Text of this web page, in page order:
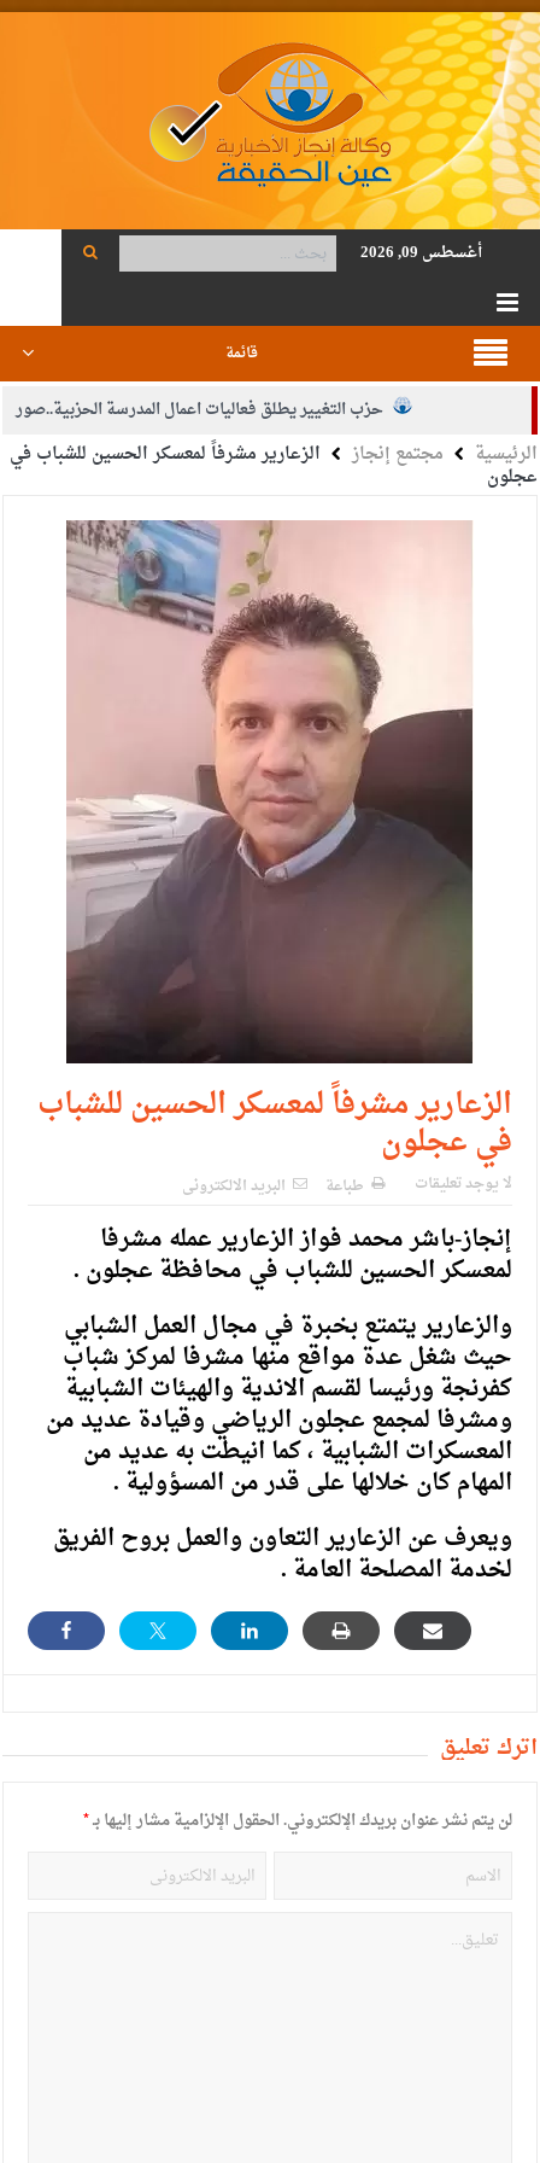
أغسطس 09, 2026
قائمة
حزب التغيير يطلق فعاليات اعمال المدرسة الحزبية..صور
الجيش يفتح باب التجنيد لحملة البكالوريوس في الحقوق والقانون
الإسلامية والمسيحية
النواب يقر مشروع تعديل قانون الملكية العقارية
القاضي يلتقي رؤساء تحرير الصحف اليومية ويؤكد حرص مجلس
النواب على شراكة فاعلة مع الإعلام
دعوة المكلفين بخدمة العلم (الدفعة الثالثة) إلى مراجعة منصة خدمة
العلم
الملك يلتقي مجموعة من رفاق السلاح
الملك يتلقى اتصالا هاتفيا من العاهل البحريني
القاضي محمود أحمد فريحات.. مبارك ومزيدا من التوفيق
الرئيسية مجتمع إنجاز الزعارير مشرفاً لمعسكر الحسين للشباب في
عجلون
الزعارير مشرفاً لمعسكر الحسين للشباب
في عجلون
لا يوجد تعليقات طباعة البريد الالكترونى
إنجاز-باشر محمد فواز الزعارير عمله مشرفا
لمعسكر الحسين للشباب في محافظة عجلون .
والزعارير يتمتع بخبرة في مجال العمل الشبابي
حيث شغل عدة مواقع منها مشرفا لمركز شباب
كفرنجة ورئيسا لقسم الاندية والهيئات الشبابية
ومشرفا لمجمع عجلون الرياضي وقيادة عديد من
المعسكرات الشبابية ، كما انيطت به عديد من
المهام كان خلالها على قدر من المسؤولية .
ويعرف عن الزعارير التعاون والعمل بروح الفريق
لخدمة المصلحة العامة .
أترك تعليق
لن يتم نشر عنوان بريدك الإلكتروني.الحقول الإلزامية مشار إليها بـ*